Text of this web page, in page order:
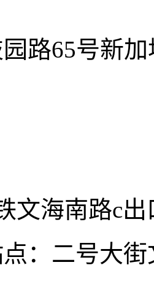
路65号新
文海南路c出
：二号大